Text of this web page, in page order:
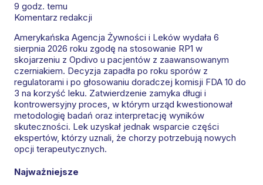
9 godz. temu
Komentarz redakcji
Amerykańska Agencja Żywności i Leków wydała 6
sierpnia 2026 roku zgodę na stosowanie RP1 w
skojarzeniu z Opdivo u pacjentów z zaawansowanym
czerniakiem. Decyzja zapadła po roku sporów z
regulatorami i po głosowaniu doradczej komisji FDA 10 do
3 na korzyść leku. Zatwierdzenie zamyka długi i
kontrowersyjny proces, w którym urząd kwestionował
metodologię badań oraz interpretację wyników
skuteczności. Lek uzyskał jednak wsparcie części
ekspertów, którzy uznali, że chorzy potrzebują nowych
opcji terapeutycznych.
Najważniejsze